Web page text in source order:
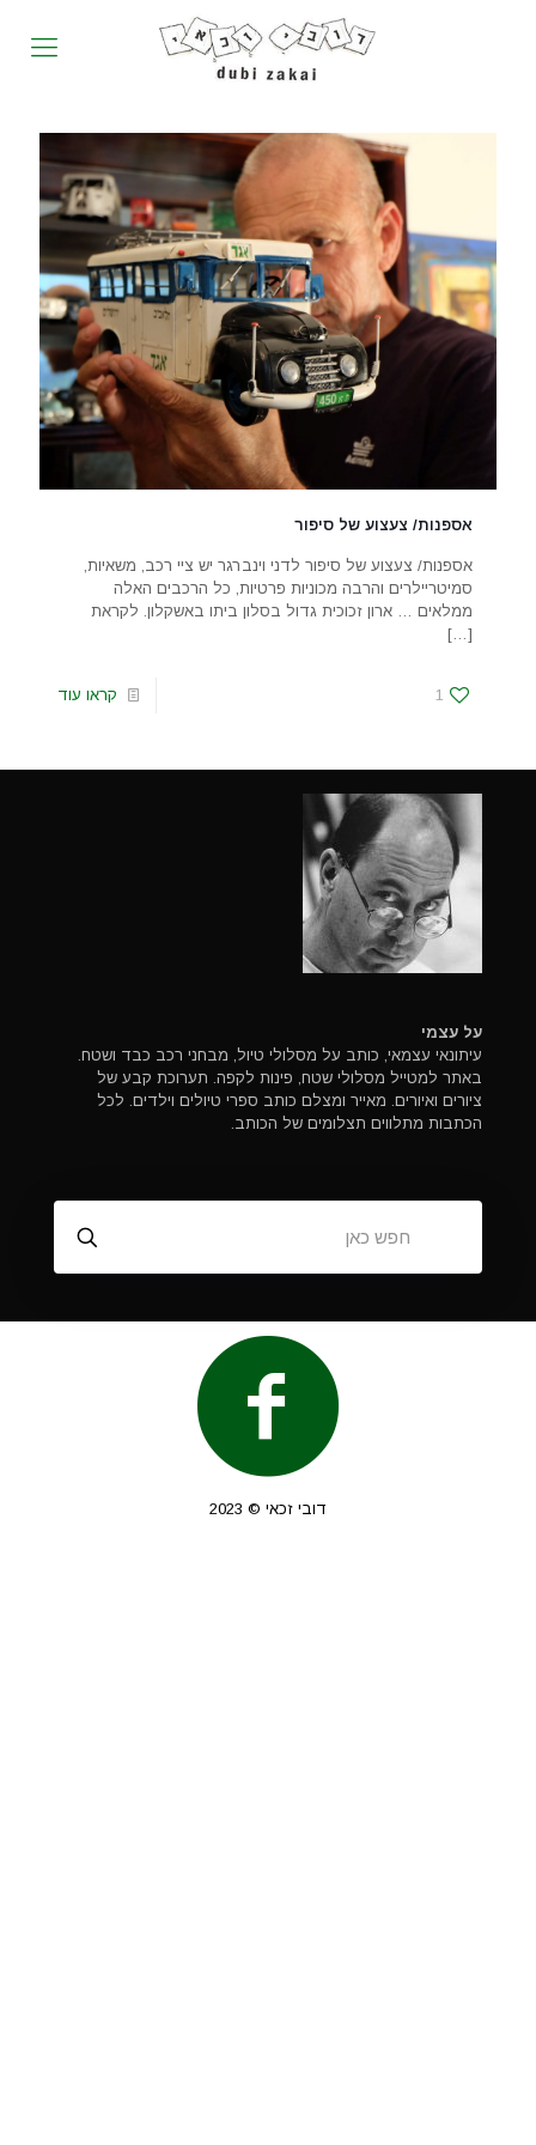
אספנות/ צעצוע של סיפור
אספנות/ צעצוע של סיפור לדני וינברגר יש ציי רכב, משאיות,
סמיטריילרים והרבה מכוניות פרטיות, כל הרכבים האלה
ממלאים … ארון זכוכית גדול בסלון ביתו באשקלון. לקראת
[…]
1 קראו עוד
על עצמי
עיתונאי עצמאי, כותב על מסלולי טיול, מבחני רכב כבד ושטח.
באתר למטייל מסלולי שטח, פינות לקפה. תערוכת קבע של
ציורים ואיורים. מאייר ומצלם כותב ספרי טיולים וילדים. לכל
הכתבות מתלווים תצלומים של הכותב.
דובי זכאי © 2023